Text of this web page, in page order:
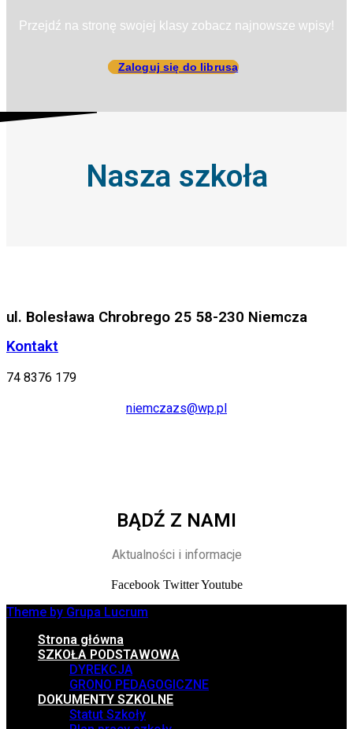
Przejdź na stronę swojej klasy zobacz najnowsze wpisy!
Zaloguj się do librusa
Nasza szkoła
ul. Bolesława Chrobrego 25 58-230 Niemcza
Kontakt
74 8376 179
niemczazs@wp.pl
BĄDŹ Z NAMI
Aktualności i informacje
Facebook Twitter Youtube
Theme by Grupa Lucrum
Strona główna
SZKOŁA PODSTAWOWA
DYREKCJA
GRONO PEDAGOGICZNE
DOKUMENTY SZKOLNE
Statut Szkoły